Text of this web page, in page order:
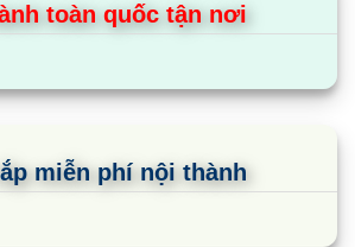
toàn quốc tận nơi
miễn phí nội thành